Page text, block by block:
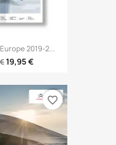
2019-2...
19,95 €
favorite_border
favorite_border